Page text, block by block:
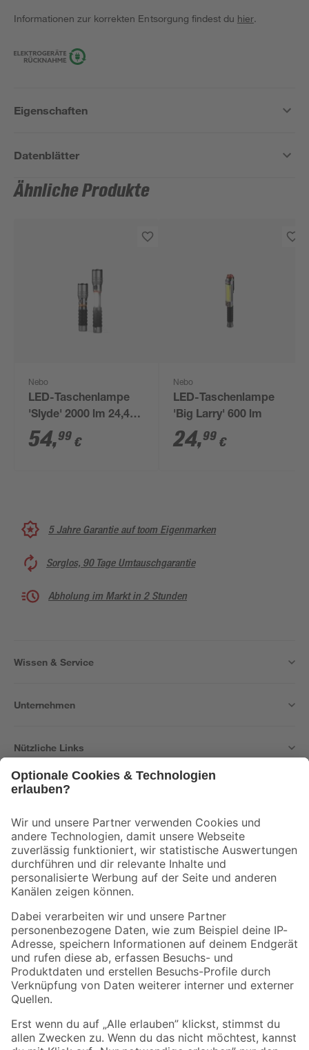
Informationen zur korrekten Entsorgung findest du hier.
Eigenschaften
Datenblätter
Ähnliche Produkte
Nebo
LED-Taschenlampe
'Slyde' 2000 lm 24,4
cm
54,99 €
Nebo
LED-Taschenlampe
'Big Larry' 600 lm
24,99 €
5 Jahre Garantie auf toom Eigenmarken
Sorglos, 90 Tage Umtauschgarantie
Abholung im Markt in 2 Stunden
Wissen & Service
Unternehmen
Nützliche Links
Der toom Newsletter: Keine Angebote und Aktionen mehr verpassen!
Zur Newsletter Anmeldung
Folge uns
Zahlungsarten Versandarten
Sicher einkaufen